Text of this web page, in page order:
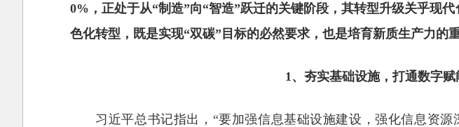
0%，正处于从“制造”向“智造”跃迁的关键阶段，其转型升级关乎现
色化转型，既是实现“双碳”目标的必然要求，也是培育新质生产力的重
1、夯实基础设施，打通数字
习近平总书记指出，“要加强信息基础设施建设，强化信息资